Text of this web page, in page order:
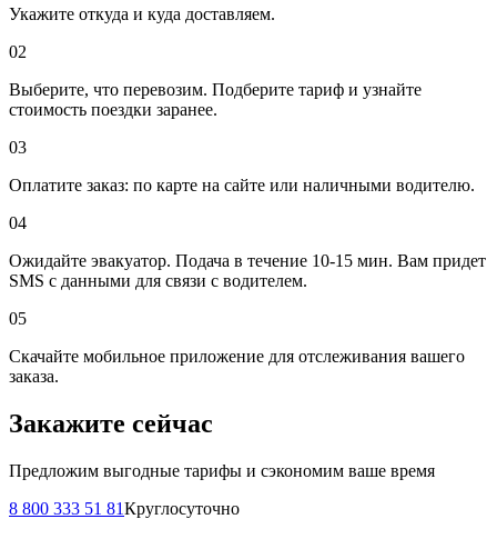
Укажите откуда и куда доставляем.
02
Выберите, что перевозим. Подберите тариф и узнайте
стоимость поездки заранее.
03
Оплатите заказ: по карте на сайте или наличными водителю.
04
Ожидайте эвакуатор. Подача в течение 10-15 мин. Вам придет
SMS с данными для связи с водителем.
05
Скачайте мобильное приложение для отслеживания вашего
заказа.
Закажите сейчас
Предложим выгодные тарифы и сэкономим ваше время
8 800 333 51 81Круглосуточно